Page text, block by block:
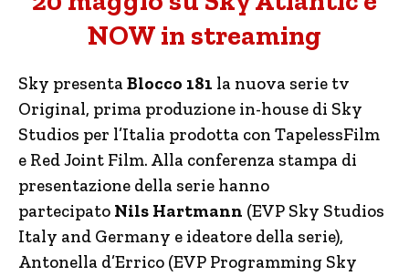
NOW in streaming
Sky presentaBlocco 181 la nuova serie tv
Original, prima produzione in-house di Sky
Studios per l’Italia prodotta con TapelessFilm
e Red Joint Film. Alla conferenza stampa di
presentazione della serie hanno
partecipato Nils Hartmann (EVP Sky Studios
Italy and Germany e ideatore della serie),
Antonella d’Errico (EVP Programming Sky